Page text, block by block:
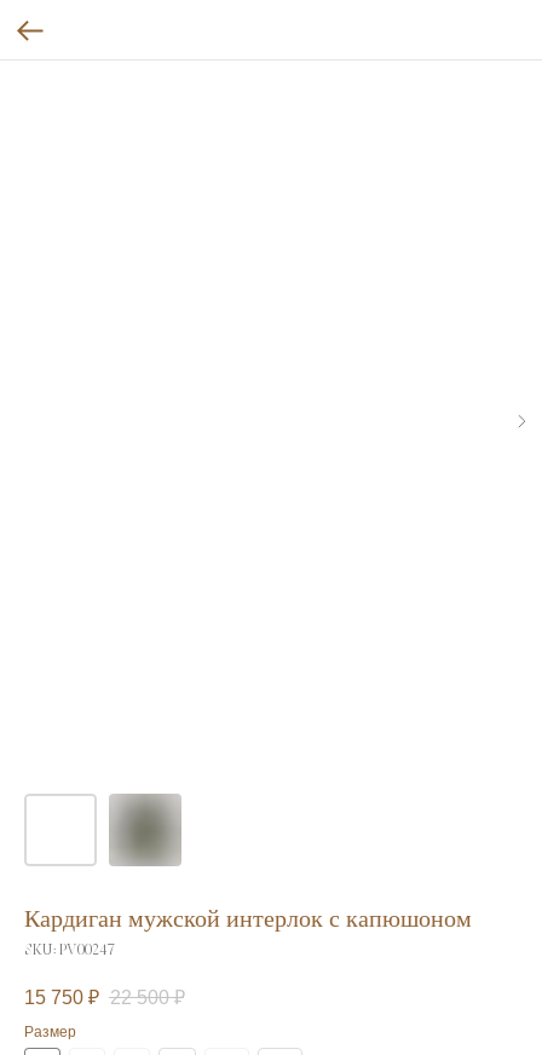
Кардиган мужской интерлок с капюшоном
SKU: PV00247
15 750 ₽ 22 500 ₽
Размер